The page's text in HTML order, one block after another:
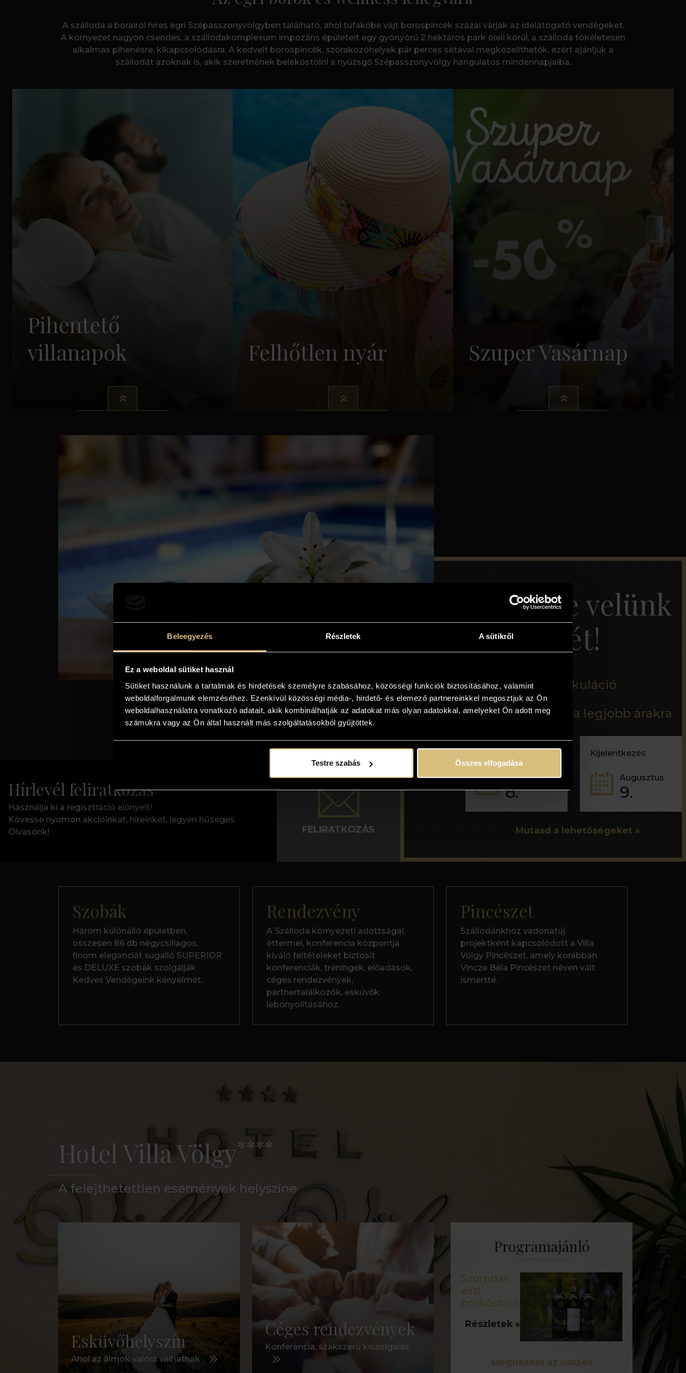
Beleegyezés Részletek A sütikről
Ez a weboldal sütiket használ
Sütiket használunk a tartalmak és hirdetések személyre szabásához, közösségi funkciók biztosításához, valamint
weboldalforgalmunk elemzéséhez. Ezenkívül közösségi média-, hirdető- és elemező partnereinkkel megosztjuk az Ön
weboldalhasználatra vonatkozó adatait, akik kombinálhatják az adatokat más olyan adatokkal, amelyeket Ön adott meg
számukra vagy az Ön által használt más szolgáltatásokból gyűjtöttek.
Testre szabás Összes elfogadása
A szálloda a borairól híres egri Szépasszonyvölgyben található, ahol tufakőbe vájt borospincék százai várják az idelátogató vendégeket.
A környezet nagyon csendes, a szállodakomplexum impozáns épületeit egy gyönyörű 2 hektáros park öleli körül, a szálloda tökéletesen
alkalmas pihenésre, kikapcsolódásra. A kedvelt borospincék, szórakozóhelyek pár perces sétával megközelíthetők, ezért ajánljuk a
szállodát azoknak is, akik szeretnének belekóstolni a nyüzsgő Szépasszonyvölgy hangulatos mindennapjaiba.
Pihentető
villanapok
Felhőtlen nyár Szuper Vasárnap
Hírlevél feliratkozás
Használja ki a regisztráció előnyeit!
Kövesse nyomon akcióinkat, híreinket, legyen hűséges
Olvasónk!
FELIRATKOZÁS
Tervezze velünk
pihenését!
Egyszerű árkalkuláció
100% garancia a legjobb árakra
Augusztus
8.
Kijelentkezés
Augusztus
9.
Mutasd a lehetőségeket
Szobák
Három különálló épületben,
összesen 86 db négycsillagos,
finom eleganciát sugalló SUPERIOR
és DELUXE szobák szolgálják
Kedves Vendégeink kényelmét.
Rendezvény
A Szálloda környezeti adottságai,
éttermei, konferencia központja
kiváló feltételeket biztosít
konferenciák, tréningek, előadások,
céges rendezvények,
partnertalálkozók, esküvők
lebonyolításához.
Pincészet
Szállodánkhoz vadonatúj
projektként kapcsolódott a Villa
Völgy Pincészet, amely korábban
Vincze Béla Pincészet néven vált
ismertté.
Hotel Villa Völgy****
A felejthetettlen események helyszíne
Esküvőhelyszín
Ahol az álmok valóra válhatnak
Céges rendezvények
Konferencia, szakszerű kiszolgálás
Programajánló
Szombat
esti
borkóstoló
Részletek
Megnézem az összes